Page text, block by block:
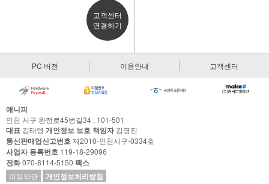
고객센터
연결하기
PC 버전 이용안내 고객센터
애니피
인천 서구 완정로45번길34 , 101-501
대표 김태영 개인정보 보호 책임자김명진
통신판매업신고번호제2010-인천서구-0334호
사업자 등록번호 119-18-29096
전화070-8114-5150 팩스
이용약관 개인정보처리방침